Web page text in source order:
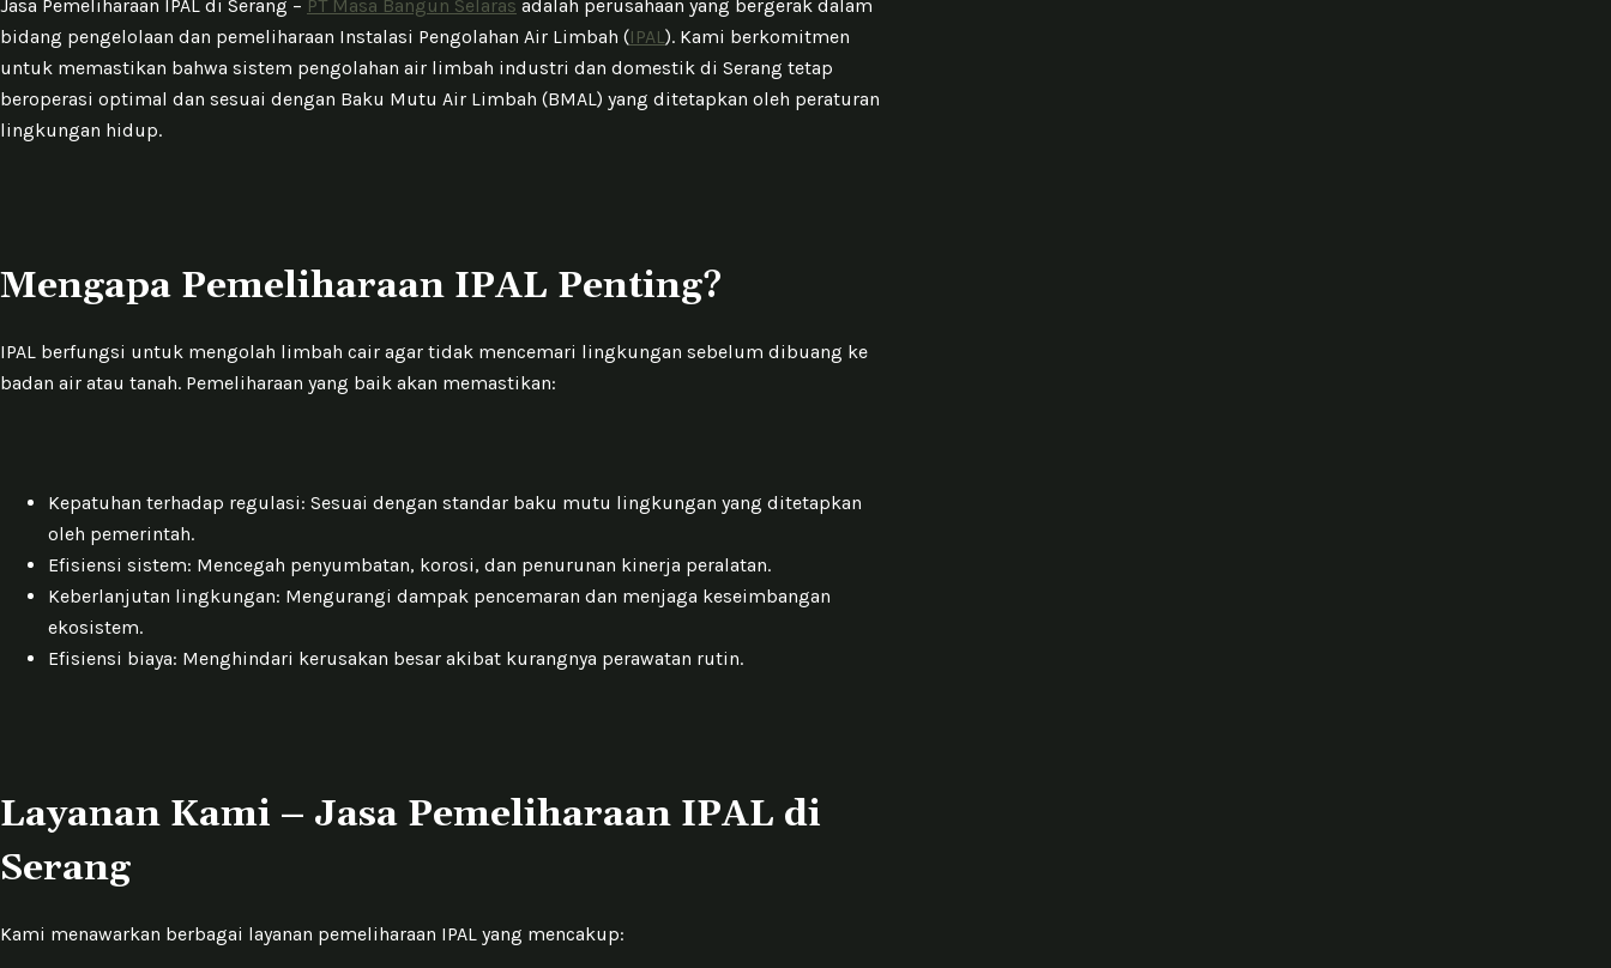
Jasa Pemeliharaan IPAL di Serang – PT Masa Bangun Selaras adalah perusahaan yang bergerak dalam
bidang pengelolaan dan pemeliharaan Instalasi Pengolahan Air Limbah (IPAL ). Kami berkomitmen
untuk memastikan bahwa sistem pengolahan air limbah industri dan domestik di Serang tetap
beroperasi optimal dan sesuai dengan Baku Mutu Air Limbah (BMAL) yang ditetapkan oleh peraturan
lingkungan hidup.
Mengapa Pemeliharaan IPAL Penting?
IPAL berfungsi untuk mengolah limbah cair agar tidak mencemari lingkungan sebelum dibuang ke
badan air atau tanah. Pemeliharaan yang baik akan memastikan:
Kepatuhan terhadap regulasi: Sesuai dengan standar baku mutu lingkungan yang ditetapkan
oleh pemerintah.
Efisiensi sistem: Mencegah penyumbatan, korosi, dan penurunan kinerja peralatan.
Keberlanjutan lingkungan: Mengurangi dampak pencemaran dan menjaga keseimbangan
ekosistem.
Efisiensi biaya: Menghindari kerusakan besar akibat kurangnya perawatan rutin.
Layanan Kami – Jasa Pemeliharaan IPAL di
Serang
Kami menawarkan berbagai layanan pemeliharaan IPAL yang mencakup: